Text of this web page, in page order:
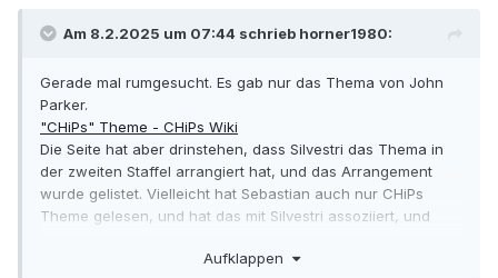
Am 8.2.2025 um 07:44 schrieb horner1980:
Gerade mal rumgesucht. Es gab nur das Thema von John
Parker.
"CHiPs" Theme - CHiPs Wiki
Die Seite hat aber drinstehen, dass Silvestri das Thema in
der zweiten Staffel arrangiert hat, und das Arrangement
wurde gelistet. Vielleicht hat Sebastian auch nur CHiPs
Theme gelesen, und hat das mit Silvestri assoziiert, und
schlecht "Stop mal das Bild" schreien kann.
Aufklappen